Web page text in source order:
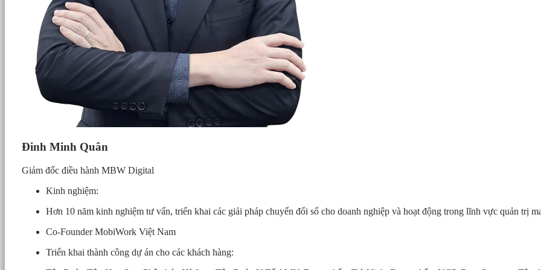
Đinh Minh Quân
Giám đốc điều hành MBW Digital
Kinh nghiệm:
Hơn 10 năm kinh nghiệm tư vấn, triển khai các giải pháp chuyển đổi số cho doanh nghiệp và hoạt động trong lĩnh vực quản trị
Co-Founder MobiWork Việt Nam
Triển khai thành công dự án cho các khách hàng: